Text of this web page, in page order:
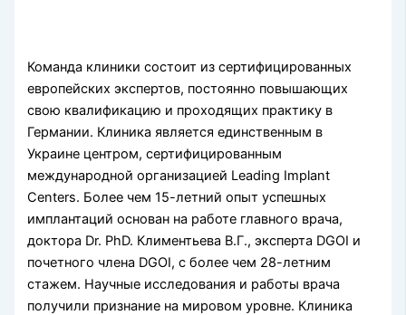
Команда клиники состоит из сертифицированных
европейских экспертов, постоянно повышающих
свою квалификацию и проходящих практику в
Германии. Клиника является единственным в
Украине центром, сертифицированным
международной организацией Leading Implant
Centers. Более чем 15-летний опыт успешных
имплантаций основан на работе главного врача,
доктора Dr. PhD. Климентьева В.Г., эксперта DGOI и
почетного члена DGOI, с более чем 28-летним
стажем. Научные исследования и работы врача
получили признание на мировом уровне. Клиника